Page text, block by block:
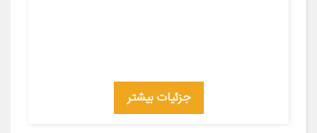
جزئیات بیشتر